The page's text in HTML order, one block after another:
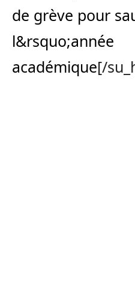
de grève pour
l&rsquo;année
académique[/